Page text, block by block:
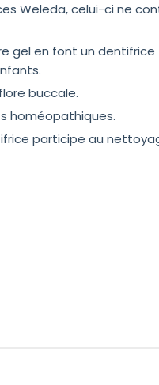
Weleda, celui-ci ne
gel en font un dentifrice
buccale.
homéopathiques.
participe au